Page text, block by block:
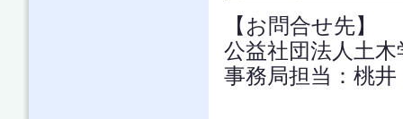
【お問合せ先】
公益社団法人土
事務局担当：桃